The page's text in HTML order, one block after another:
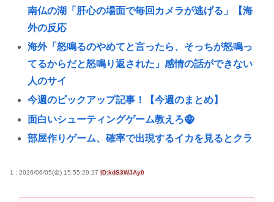
南仏の湖「肝心の場面で毎回カメラが逃げる」【海
外の反応
海外「怒鳴るのやめてと言ったら、そっちが怒鳴っ
てるからだと怒鳴り返された」感情の話ができない
人のサイ
今週のピックアップ記事！【今週のまとめ】
面白いシューティングゲーム教えろ🧌
部屋作りゲーム、確率で出現するイカを見るとクラ
海外「でもこちらは州の所得税を払わなくていいの
1 : 2026/06/05(金) 15:55:29.27 ID:kdS3WJAy0